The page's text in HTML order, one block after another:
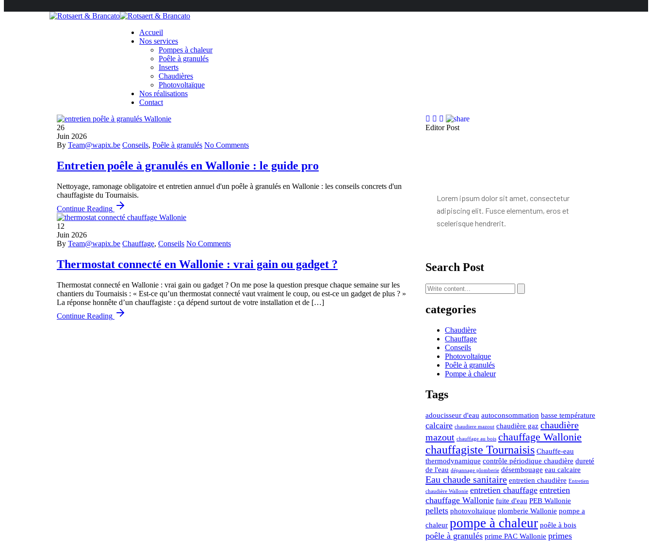
Accueil
Nos services
Pompes à chaleur
Poêle à granulés
Inserts
Chaudières
Photovoltaïque
Nos réalisations
Contact
26
Juin 2026
By Team@wapix.be Conseils, Poêle à granulés No Comments
Entretien poêle à granulés en Wallonie : le guide pro
Nettoyage, ramonage obligatoire et entretien annuel d'un poêle à granulés en Wallonie : les conseils concrets d'un
chauffagiste du Tournaisis.
Continue Reading
12
Juin 2026
By Team@wapix.be Chauffage, Conseils No Comments
Thermostat connecté en Wallonie : vrai gain ou gadget ?
Thermostat connecté en Wallonie : vrai gain ou gadget ? On me pose la question presque chaque semaine sur les
chantiers du Tournaisis : « Est-ce qu’un thermostat connecté vaut vraiment le coup, ou est-ce un gadget de plus ? »
La réponse honnête d’un chauffagiste : ça dépend surtout de votre installation et de […]
Continue Reading
Editor Post
Lorem ipsum dolor sit amet, consectetur
adipiscing elit. Fusce elementum, eros et
scelerisque hendrerit.
Search Post
categories
Chaudière
Chauffage
Conseils
Photovoltaïque
Poêle à granulés
Pompe à chaleur
Tags
adoucisseur d'eau autoconsommation basse température
calcaire chaudiere mazout chaudière gaz chaudière
mazout chauffage au bois chauffage Wallonie
chauffagiste Tournaisis Chauffe-eau
thermodynamique contrôle périodique chaudière dureté
de l'eau dépannage plomberie désembouage eau calcaire
Eau chaude sanitaire entretien chaudière Entretien
chaudière Wallonie entretien chauffage entretien
chauffage Wallonie fuite d'eau PEB Wallonie
pellets photovoltaïque plomberie Wallonie pompe a
chaleur pompe à chaleur poêle à bois
poêle à granulés prime PAC Wallonie primes